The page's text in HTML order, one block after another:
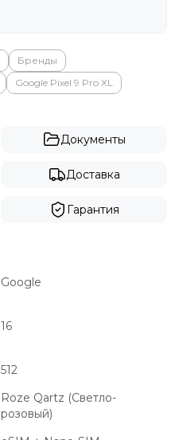
Бренды
Google Pixel 9 Pro XL
Документы
Доставка
Гарантия
Google
16
512
Roze Qartz (Светло-
розовый)